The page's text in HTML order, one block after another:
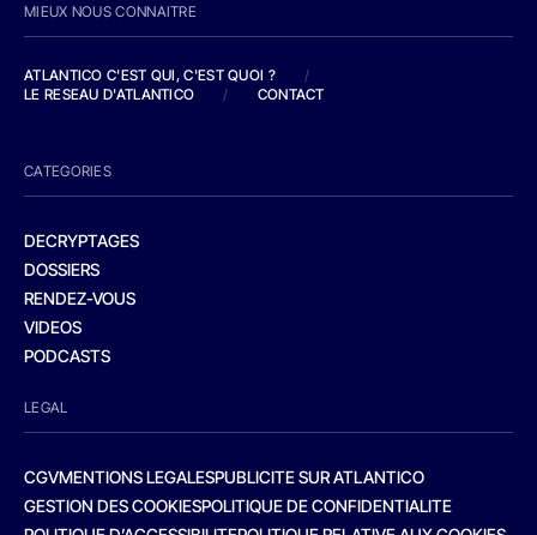
MIEUX NOUS CONNAITRE
ATLANTICO C'EST QUI, C'EST QUOI ?
/
LE RESEAU D'ATLANTICO
/ CONTACT
CATEGORIES
DECRYPTAGES
DOSSIERS
RENDEZ-VOUS
VIDEOS
PODCASTS
LEGAL
CGVMENTIONS LEGALESPUBLICITE SUR ATLANTICO
GESTION DES COOKIESPOLITIQUE DE CONFIDENTIALITE